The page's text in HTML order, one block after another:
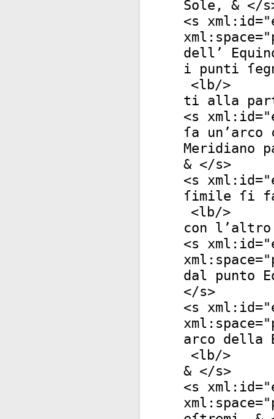
Sole, & </s
<s xml:id="
xml:space="
dell’
i punti
<lb/>
ti alla
<s xml:id="
ſa
Meridiano
& </s>
<s xml:id="
ſimile ſi
<lb/>
con
<s xml:id="
xml:space="
dal punto
</s>
<s xml:id="
xml:space="
arco della
<lb/>
& </s>
<s xml:id="
xml:space="